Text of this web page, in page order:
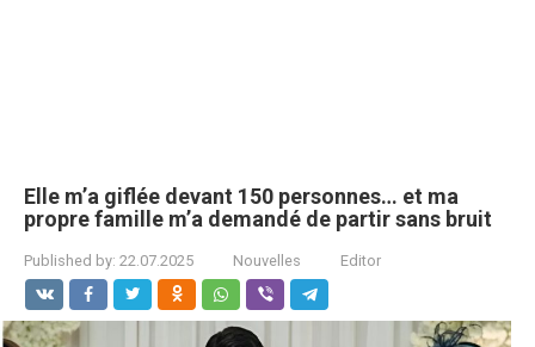
Elle m’a giflée devant 150 personnes… et ma
propre famille m’a demandé de partir sans bruit
Published by: 22.07.2025 Nouvelles Editor